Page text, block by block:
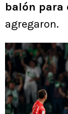
balón para
agregaron.